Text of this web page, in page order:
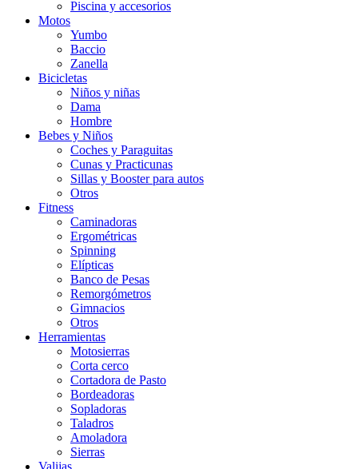
Piscina y accesorios
Motos
Yumbo
Baccio
Zanella
Bicicletas
Niños y niñas
Dama
Hombre
Bebes y Niños
Coches y Paraguitas
Cunas y Practicunas
Sillas y Booster para autos
Otros
Fitness
Caminadoras
Ergométricas
Spinning
Elípticas
Banco de Pesas
Remorgómetros
Gimnacios
Otros
Herramientas
Motosierras
Corta cerco
Cortadora de Pasto
Bordeadoras
Sopladoras
Taladros
Amoladora
Sierras
Valijas